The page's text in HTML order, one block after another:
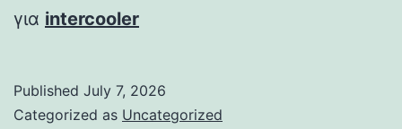
για intercooler
Published July 7, 2026
Categorized as Uncategorized